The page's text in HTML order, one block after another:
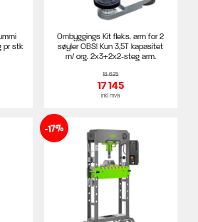
pr stk
Ombyggings Kit fleks. arm for 2
søyler OBS! Kun 3,5T kapasitet
m/ org. 2x3+2x2-steg arm.
18 625
17 145
inkl mva
-17%